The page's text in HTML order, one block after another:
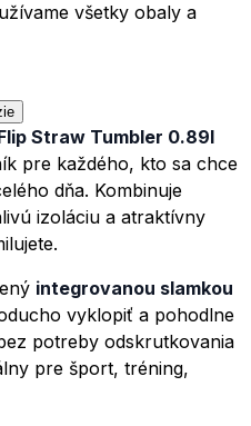
všetky obaly a
Straw Tumbler 0.89l
pre každého, kto sa chce
dňa. Kombinuje
izoláciu a atraktívny
integrovanou slamkou
vyklopiť a pohodlne
potreby odskrutkovania
pre šport, tréning,